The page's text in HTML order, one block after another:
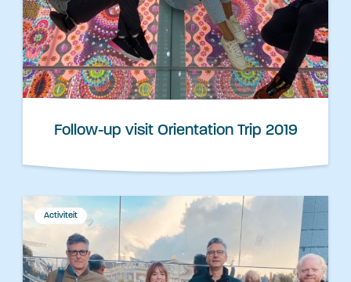
Follow-up visit Orientation Trip 2019
Activiteit